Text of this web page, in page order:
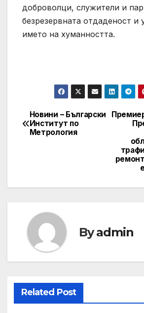
доброволци, служители и
безрезервната отдаденост и
името на хуманността.
Post
navigation
Новини – Български
Институт по
Метрология
Byadmin
Related Post